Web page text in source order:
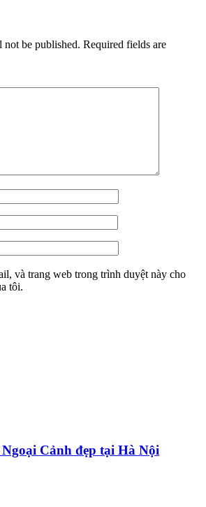
be published. Required fields are
và trang web trong trình duyệt này cho
tôi.
Cảnh đẹp tại Hà Nội